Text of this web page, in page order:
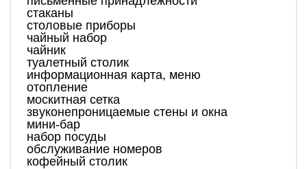
стаканы
столовые приборы
чайный набор
чайник
туалетный столик
информационная карта, меню
отопление
москитная сетка
звуконепроницаемые стены и окна
мини-бар
набор посуды
обслуживание номеров
кофейный столик